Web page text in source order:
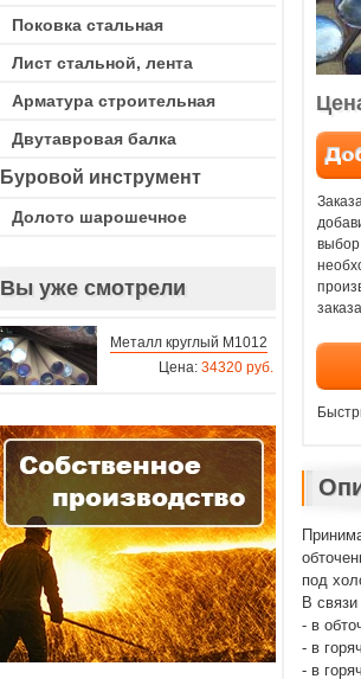
Поковка стальная
Лист стальной, лента
Арматура строительная
Двутавровая балка
Буровой инструмент
Долото шарошечное
Вы уже смотрели
Металл круглый M1012
Цена: 34320 руб.
под
В
- в
- в
- в